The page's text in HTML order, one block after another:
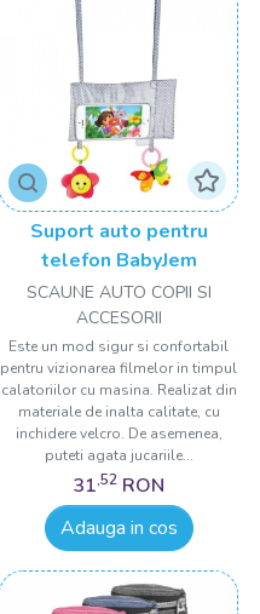
Suport auto pentru
telefon BabyJem
SCAUNE AUTO COPII SI
ACCESORII
Este un mod sigur si confortabil
pentru vizionarea filmelor in timpul
calatoriilor cu masina. Realizat din
materiale de inalta calitate, cu
inchidere velcro. De asemenea,
puteti agata jucariile...
31,52 RON
Adauga in cos